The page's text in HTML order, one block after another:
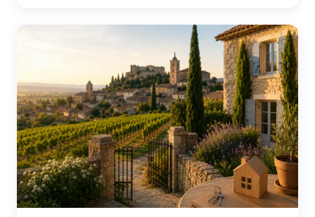
agence à AvignonLa gestion locative est une de nos
spécialités : nous organiserons les visites, et nous
réaliserons l'état des lieux d'entrée et de sortie.
Prenez contact avec nous si vous désirez louer un
logement à Avignon, notre agence vous mettra en
relation avec un bailleur qui dispose d'un bien
adapté à vos besoins et à votre budget.Contactez
votre agence immobilière Square Habitat Avignon
pour vos projets de location ou de gestionN'hésitez
pas, faites appel à nous pour louer ou gérer un bien
immobilier avec l'aide d'agents immobiliers à
Avignon. Nous sommes présents sur LinkedIn, sur
Facebook, sur Instagram ou encore sur X. Nous
pouvons également prendre rendez-vous par
téléphone au 04 90 14 06 00 ou par mail :